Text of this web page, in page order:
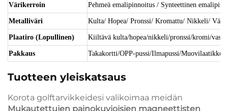
Värikerroin Pehmeä emalipinnoitus / Synteettinen
Metalliväri Kulta/ Hopea/ Pronssi/ Kromattu/ Nikkeli/
Plaatiro (Lopullinen) Kiiltävä kulta/hopea/nikkeli/pronssi/kromi/
Pakkaus Takakortti/OPP-pussi/Ilmapussi/Muovilaatikko/
Tuotteen yleiskatsaus
Korota golftarvikkeidesi valikoimaa meidän
Mukautettujen painokuvioisien magneettisten